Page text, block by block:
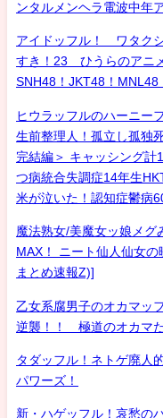
ンタルメンヘラ電波中年
アイドッフル！ ワタク
すき！23 ひうらのアニ
SNH48！JKT48！
ヒウラッフルのハーニー
生前整理人！孤立し孤独
完結編＞ キャッシング計
つ病統合失調症14年生
米が泣いた！認知症鬱病
魔法熟女/美魔女ッ娘メグ
MAX！ ニート仙人仙女
まとめ速報Z)]
乙女系腐男子のオカマッ
逆襲！！ 極道のオカマ
タダッフル！ネトゲ廃人
パワーズ！
新・ハゲッフル！哀愁の